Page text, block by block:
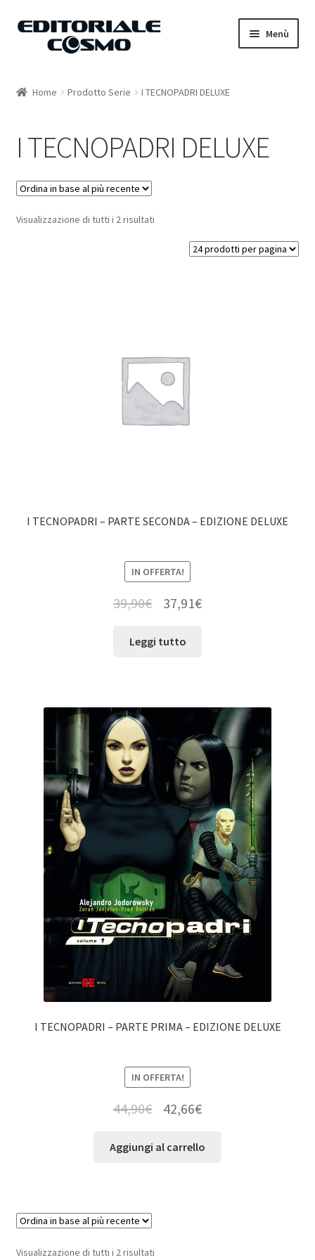
Vai
Vai
Menù
Carrello
Il mio account
Home Prodotto Serie I TECNOPADRI DELUXE
I TECNOPADRI DELUXE
Visualizzazione di tutti i 2 risultati
I TECNOPADRI – PARTE SECONDA – EDIZIONE DELUXE
IN OFFERTA!
39,90€ 37,91€
Leggi tutto
I TECNOPADRI – PARTE PRIMA – EDIZIONE DELUXE
IN OFFERTA!
44,90€ 42,66€
Aggiungi al carrello
Visualizzazione di tutti i 2 risultati